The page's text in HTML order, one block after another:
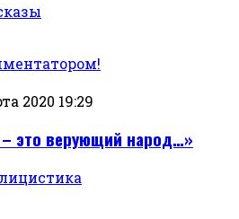
2020 19:29
это верующий народ…»